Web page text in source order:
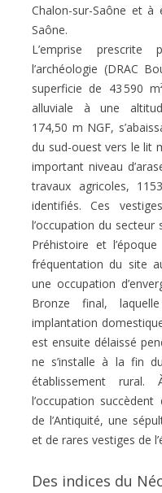
Chalon-sur-Saône et
Saône.
L’emprise
l’archéologie (DRAC
superficie de 43 590
alluviale à une
174,50 m NGF,
du sud-ouest vers le lit
important niveau
travaux agricoles,
identifiés. Ces
l’occupation du secteur
Préhistoire et
fréquentation du site
une occupation
Bronze final,
implantation
est ensuite délaissé
ne s’installe à la fin
établissement
l’occupation
de l’Antiquité, une
et de rares vestiges de
Des indices du